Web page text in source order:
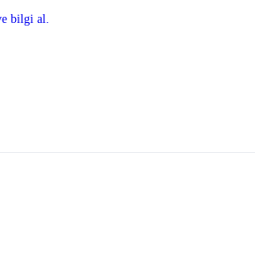
bilgi al.